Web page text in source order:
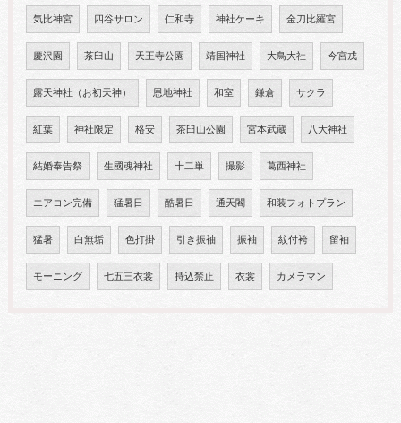
気比神宮 四谷サロン 仁和寺 神社ケーキ 金刀比羅宮
慶沢園 茶臼山 天王寺公園 靖国神社 大鳥大社 今宮戎
露天神社（お初天神） 恩地神社 和室 鎌倉 サクラ
紅葉 神社限定 格安 茶臼山公園 宮本武蔵 八大神社
結婚奉告祭 生國魂神社 十二単 撮影 葛西神社
エアコン完備 猛暑日 酷暑日 通天閣 和装フォトプラン
猛暑 白無垢 色打掛 引き振袖 振袖 紋付袴 留袖
モーニング 七五三衣裳 持込禁止 衣裳 カメラマン